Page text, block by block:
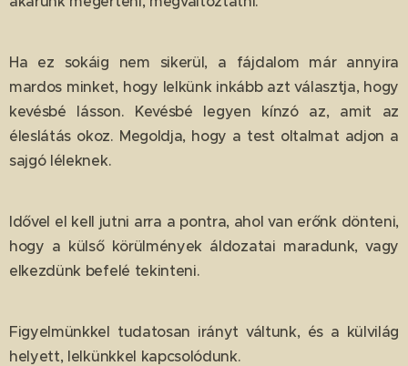
Ha ez sokáig nem sikerül, a fájdalom már annyira
mardos minket, hogy lelkünk inkább azt választja, hogy
kevésbé lásson. Kevésbé legyen kínzó az, amit az
éleslátás okoz. Megoldja, hogy a test oltalmat adjon a
sajgó léleknek.
Idővel el kell jutni arra a pontra, ahol van erőnk dönteni,
hogy a külső körülmények áldozatai maradunk, vagy
elkezdünk befelé tekinteni.
Figyelmünkkel tudatosan irányt váltunk, és a külvilág
helyett, lelkünkkel kapcsolódunk.